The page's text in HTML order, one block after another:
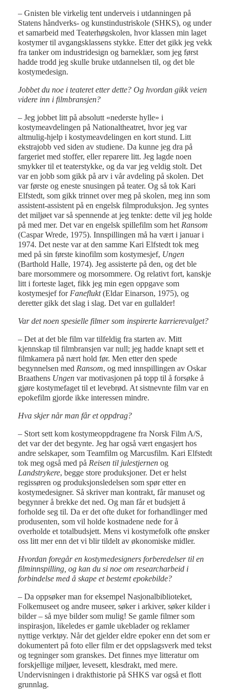
– Gnisten ble virkelig tent underveis i utdanningen på
Statens håndverks- og kunstindustriskole (SHKS), og under
et samarbeid med Teaterhøgskolen, hvor klassen min laget
kostymer til avgangsklassens stykke. Etter det gikk jeg vekk
fra tanker om industridesign og barneklær, som jeg først
hadde trodd jeg skulle bruke utdannelsen til, og det ble
kostymedesign.
Jobbet du noe i teateret etter dette? Og hvordan gikk veien
videre inn i filmbransjen?
– Jeg jobbet litt på absolutt «nederste hylle» i
kostymeavdelingen på Nationaltheatret, hvor jeg var
altmulig-hjelp i kostymeavdelingen en kort stund. Litt
ekstrajobb ved siden av studiene. Da kunne jeg dra på
fargeriet med stoffer, eller reparere litt. Jeg lagde noen
smykker til et teaterstykke, og da var jeg veldig stolt. Det
var en jobb som gikk på arv i vår avdeling på skolen. Det
var første og eneste snusingen på teater. Og så tok Kari
Elfstedt, som gikk trinnet over meg på skolen, meg inn som
assistent-assistent på en engelsk filmproduksjon. Jeg syntes
det miljøet var så spennende at jeg tenkte: dette vil jeg holde
på med mer. Det var en engelsk spillefilm som het Ransom
(Caspar Wrede, 1975). Innspillingen må ha vært i januar i
1974. Det neste var at den samme Kari Elfstedt tok meg
med på sin første kinofilm som kostymesjef, Ungen
(Barthold Halle, 1974). Jeg assisterte på den, og det ble
bare morsommere og morsommere. Og relativt fort, kanskje
litt i forteste laget, fikk jeg min egen oppgave som
kostymesjef for Faneflukt(Eldar Einarson, 1975), og
deretter gikk det slag i slag. Det var en gullalder!
Var det noen spesielle filmer som inspirerte karrierevalget?
– Det at det ble film var tilfeldig fra starten av. Mitt
kjennskap til filmbransjen var null; jeg hadde knapt sett et
filmkamera på nært hold før. Men etter den spede
begynnelsen med Ransom, og med innspillingen av Oskar
Braathens Ungen var motivasjonen på topp til å forsøke å
gjøre kostymefaget til et levebrød. At sistnevnte film var en
epokefilm gjorde ikke interessen mindre.
Hva skjer når man får et oppdrag?
– Stort sett kom kostymeoppdragene fra Norsk Film A/S,
det var der det begynte. Jeg har også vært engasjert hos
andre selskaper, som Teamfilm og Marcusfilm. Kari Elfstedt
tok meg også med på Reisen til julestjernen og
Landstrykere, begge store produksjoner. Det er helst
regissøren og produksjonsledelsen som spør etter en
kostymedesigner. Så skriver man kontrakt, får manuset og
begynner å brekke det ned. Og man får et budsjett å
forholde seg til. Da er det ofte duket for forhandlinger med
produsenten, som vil holde kostnadene nede for å
overholde et totalbudsjett. Mens vi kostymefolk ofte ønsker
oss litt mer enn det vi blir tildelt av økonomiske midler.
Hvordan foregår en kostymedesigners forberedelser til en
filminnspilling, og kan du si noe om researcharbeid i
forbindelse med å skape et bestemt epokebilde?
– Da oppsøker man for eksempel Nasjonalbiblioteket,
Folkemuseet og andre museer, søker i arkiver, søker kilder i
bilder – så mye bilder som mulig! Se gamle filmer som
inspirasjon, likeledes er gamle ukeblader og reklamer
nyttige verktøy. Når det gjelder eldre epoker enn det som er
dokumentert på foto eller film er det oppslagsverk med tekst
og tegninger som granskes. Det finnes mye litteratur om
forskjellige miljøer, levesett, klesdrakt, med mere.
Undervisningen i drakthistorie på SHKS var også et flott
grunnlag.